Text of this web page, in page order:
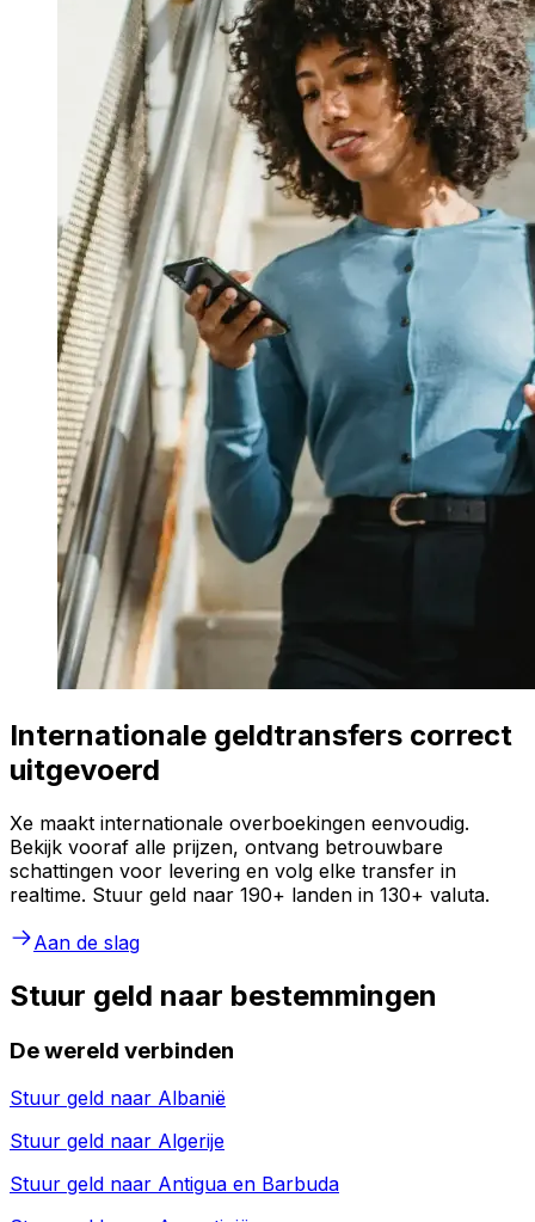
Internationale geldtransfers correct
uitgevoerd
Xe maakt internationale overboekingen eenvoudig.
Bekijk vooraf alle prijzen, ontvang betrouwbare
schattingen voor levering en volg elke transfer in
realtime. Stuur geld naar 190+ landen in 130+ valuta.
Aan de slag
Stuur geld naar bestemmingen
De wereld verbinden
Stuur geld naar Albanië
Stuur geld naar Algerije
Stuur geld naar Antigua en Barbuda